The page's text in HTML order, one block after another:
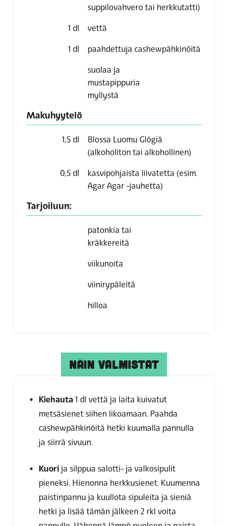
suppilovahvero tai herkkutatti)
1 dl vettä
1 dl paahdettuja cashewpähkinöitä
suolaa ja
mustapippuria
myllystä
Makuhyytelö
1,5 dl
Blossa Luomu Glögiä
(alkoholiton tai alkohollinen)
0,5 dl kasvipohjaista liivatetta (esim.
Agar Agar -jauhetta)
Tarjoiluun:
patonkia tai
kräkkereitä
viikunoita
viinirypäleitä
hilloa
NÄIN VALMISTAT
Kiehauta 1 dl vettä ja laita kuivatut
metsäsienet siihen likoamaan. Paahda
cashewpähkinöitä hetki kuumalla pannulla
ja siirrä sivuun.
Kuori ja silppua salotti- ja valkosipulit
pieneksi. Hienonna herkkusienet. Kuumenna
paistinpannu ja kuullota sipuleita ja sieniä
hetki ja lisää tämän jälkeen 2 rkl voita